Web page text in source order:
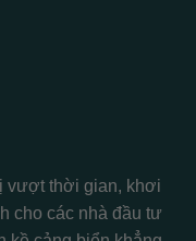
vượt thời gian, khơi
cho các nhà đầu tư